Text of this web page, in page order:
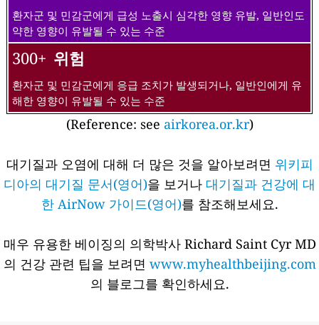
환자군 및 민감군에게 급성 노출시 심각한 영향 유발, 일반인도
약한 영향이 유발될 수 있는 수준
300+ 위험
환자군 및 민감군에게 응급 조치가 발생되거나, 일반인에게 유
해한 영향이 유발될 수 있는 수준
(Reference: see airkorea.or.kr)
대기질과 오염에 대해 더 많은 것을 알아보려면 위키피
디아의 대기질 문서(영어)을 보거나 대기질과 건강에 대
한 AirNow 가이드(영어)를 참조해보세요.
매우 유용한 베이징의 의학박사 Richard Saint Cyr MD
의 건강 관련 팁을 보려면 www.myhealthbeijing.com
의 블로그를 확인하세요.